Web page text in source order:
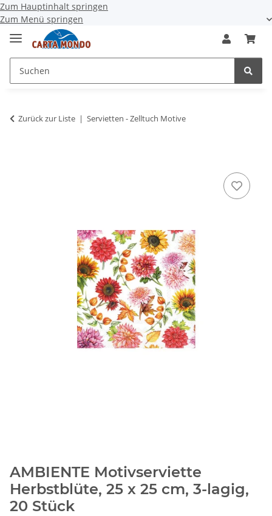
Zum Hauptinhalt springen
Zum Menü springen
Zurück zur Liste Servietten - Zelltuch Motive
AMBIENTE Motivserviette
Herbstblüte, 25 x 25 cm, 3-lagig,
20 Stück